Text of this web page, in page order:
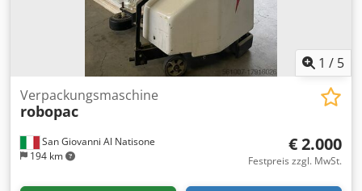
1 / 5
San Giovanni Al Natisone
194 km
Verpackungsmaschine
robopac
€ 2.000
Festpreis zzgl. MwSt.